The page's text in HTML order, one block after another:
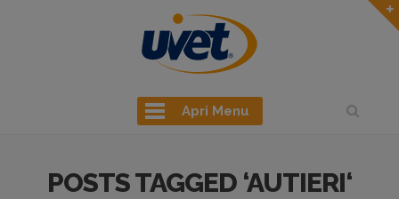
Apri Menu
POSTS TAGGED ‘AUTIERI‘